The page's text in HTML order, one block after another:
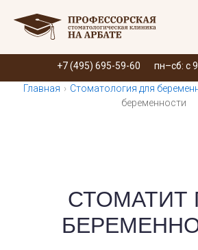
Запись онлайн
+7 (495) 695-59-60 пн–сб: с
Главная › Стоматология для
беременности
СТОМАТИТ